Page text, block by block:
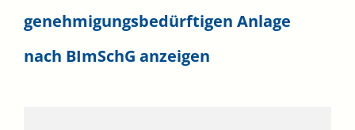
genehmigungsbedürftigen Anlage
nach BImSchG anzeigen